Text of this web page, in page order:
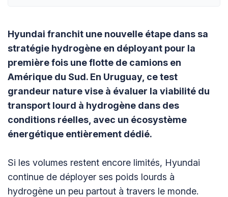
Hyundai franchit une nouvelle étape dans sa
stratégie hydrogène en déployant pour la
première fois une flotte de camions en
Amérique du Sud. En Uruguay, ce test
grandeur nature vise à évaluer la viabilité du
transport lourd à hydrogène dans des
conditions réelles, avec un écosystème
énergétique entièrement dédié.
Si les volumes restent encore limités, Hyundai
continue de déployer ses poids lourds à
hydrogène un peu partout à travers le monde.